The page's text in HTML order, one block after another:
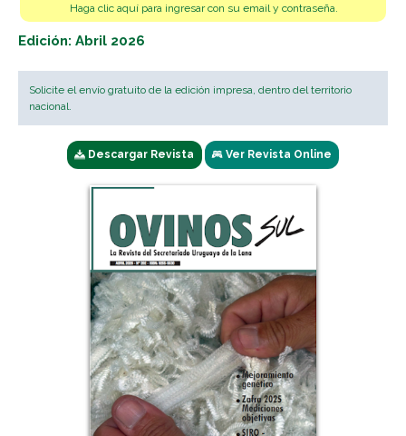
Haga clic aquí para ingresar con su email y contraseña.
Edición: Abril 2026
Solicite el envío gratuito de la edición impresa, dentro del territorio
nacional.
Descargar Revista Ver Revista Online